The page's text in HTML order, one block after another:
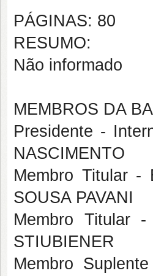
PÁGINAS: 80
RESUMO:
Não informado
MEMBROS DA
Presidente -
NASCIMENTO
Membro Titular -
SOUSA PAVANI
Membro Titular
STIUBIENER
Membro